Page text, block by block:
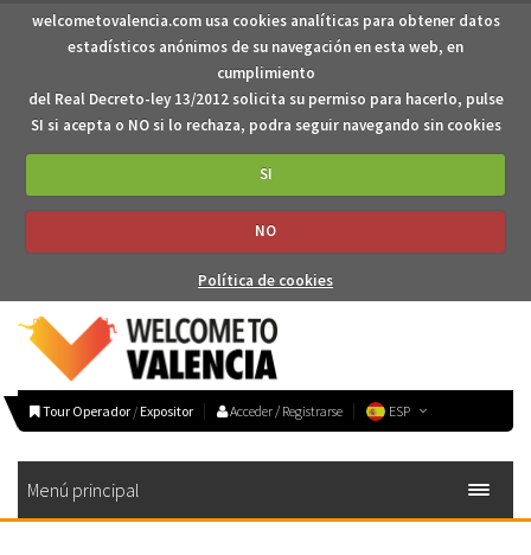
welcometovalencia.com usa cookies analíticas para obtener datos
estadísticos anónimos de su navegación en esta web, en
cumplimiento
del Real Decreto-ley 13/2012 solicita su permiso para hacerlo, pulse
SI si acepta o NO si lo rechaza, podra seguir navegando sin cookies
SI
NO
Política de cookies
Tour Operador /Expositor Acceder / Registrarse ESP
Menú principal